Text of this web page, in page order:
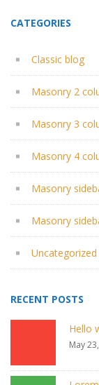
CATEGORIES
Classic blog
Masonry 2
Masonry 3
Masonry 4
Masonry
Masonry
Uncategorized
RECENT POSTS
Hello
May